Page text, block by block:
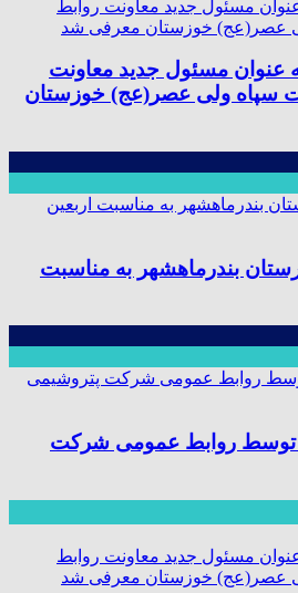
عنوان مسئول جدید معاونت
سپاه ولی عصر(عج) خوزستان
بندرماهشهر به مناسبت
توسط روابط عمومی شرکت